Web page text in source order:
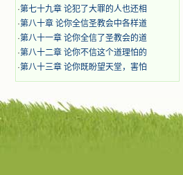
·第七十九章 论犯了大罪的人也还相
·第八十章 论你全信圣教会中各样道
·第八十一章 论你全信了圣教会的道
·第八十二章 论你不信这个道理怕的
·第八十三章 论你既盼望天堂，害怕